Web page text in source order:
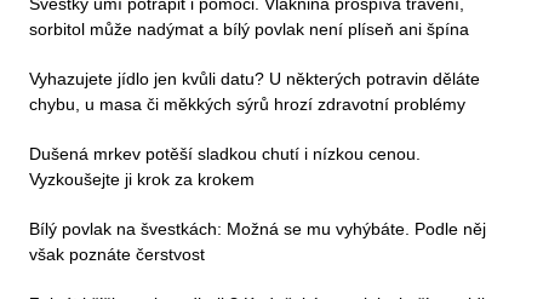
Švestky umí potrápit i pomoci. Vláknina prospívá trávení,
sorbitol může nadýmat a bílý povlak není plíseň ani špína
Vyhazujete jídlo jen kvůli datu? U některých potravin děláte
chybu, u masa či měkkých sýrů hrozí zdravotní problémy
Dušená mrkev potěší sladkou chutí i nízkou cenou.
Vyzkoušejte ji krok za krokem
Bílý povlak na švestkách: Možná se mu vyhýbáte. Podle něj
však poznáte čerstvost